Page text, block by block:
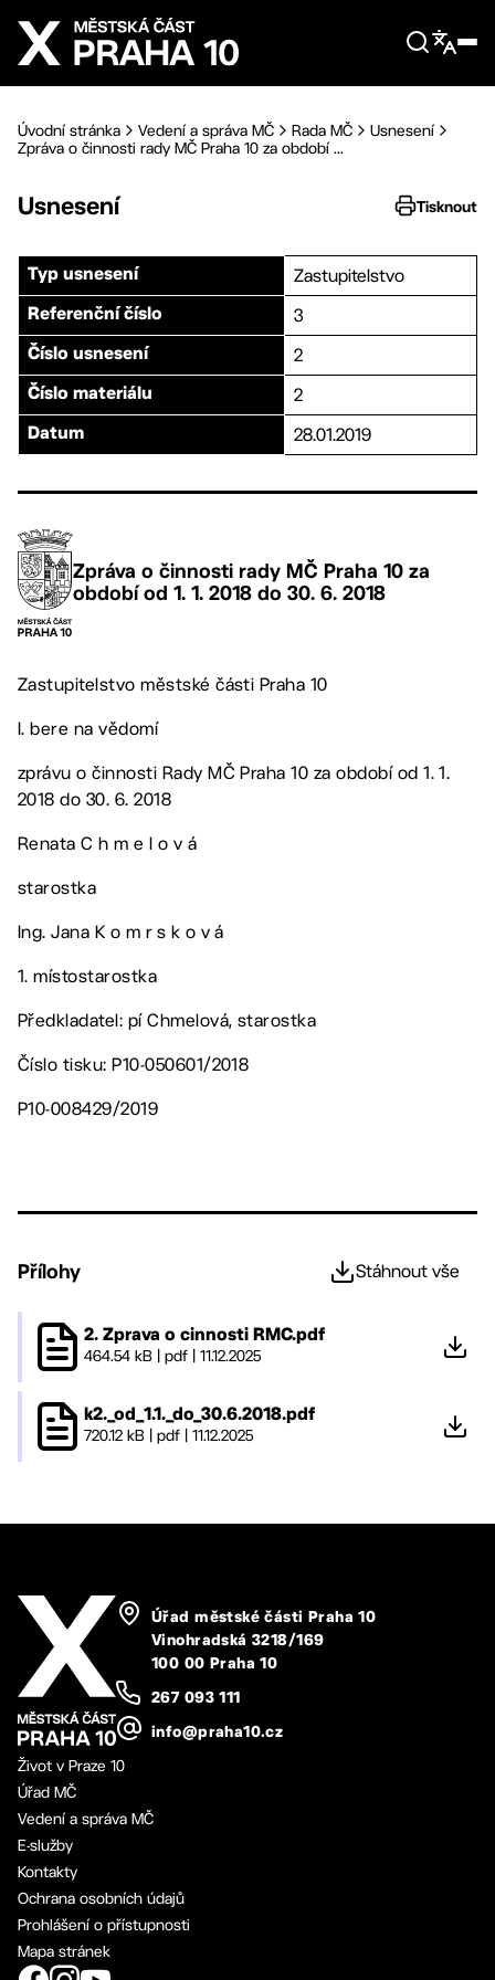
Přejít na hlavní obsah
Úvodní stránka Vedení a správa MČ Rada MČ
Usnesení
Zpráva o činnosti rady MČ Praha 10 za období ...
Usnesení Tisknout
Typ usnesení Zastupitelstvo
Referenční číslo 3
Číslo usnesení 2
Číslo materiálu 2
Datum 28.01.2019
Zpráva o činnosti rady MČ Praha 10 za
období od 1. 1. 2018 do 30. 6. 2018
Zastupitelstvo městské části Praha 10
I. bere na vědomí
zprávu o činnosti Rady MČ Praha 10 za období od 1. 1.
2018 do 30. 6. 2018
Renata C h m e l o v á
starostka
Ing. Jana K o m r s k o v á
1. místostarostka
Předkladatel: pí Chmelová, starostka
Číslo tisku: P10-050601/2018
P10-008429/2019
Přílohy Stáhnout vše
2. Zprava o cinnosti RMC.pdf
464.54 kB pdf 11.12.2025
k2._od_1.1._do_30.6.2018.pdf
720.12 kB pdf 11.12.2025
Úřad městské části Praha 10
Vinohradská 3218/169
100 00 Praha 10
267 093 111
info@praha10.cz
Život v Praze 10
Úřad MČ
Vedení a správa MČ
E-služby
Kontakty
Ochrana osobních údajů
Prohlášení o přístupnosti
Mapa stránek